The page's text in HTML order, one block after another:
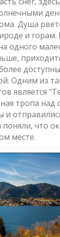
Душа
и горам.
одного
Одним из
является
тропа над
и
что
месте.